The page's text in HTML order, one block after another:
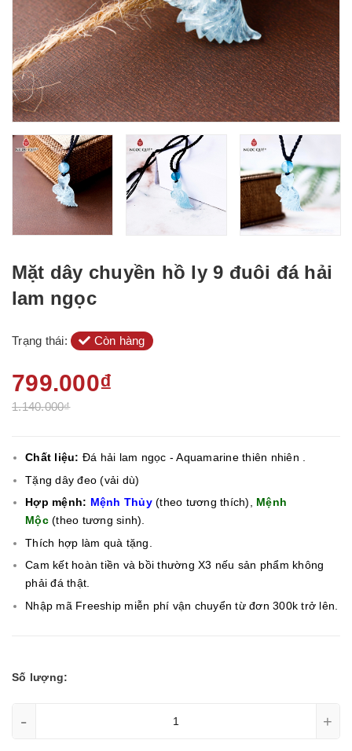
Mặt dây chuyền hồ ly 9 đuôi đá hải
lam ngọc
Trạng thái: Còn hàng
799.000₫
1.140.000₫
Chất liệu: Đá hải lam ngọc - Aquamarine thiên nhiên .
Tặng dây đeo (vải dù)
Hợp mệnh: Mệnh Thủy(theo tương thích), Mệnh
Mộc(theo tương sinh).
Thích hợp làm quà tặng.
Cam kết hoàn tiền và bồi thường X3 nếu sản phẩm không
phải đá thật.
Nhập mã Freeship miễn phí vận chuyển từ đơn 300k trở lên.
Số lượng:
- +